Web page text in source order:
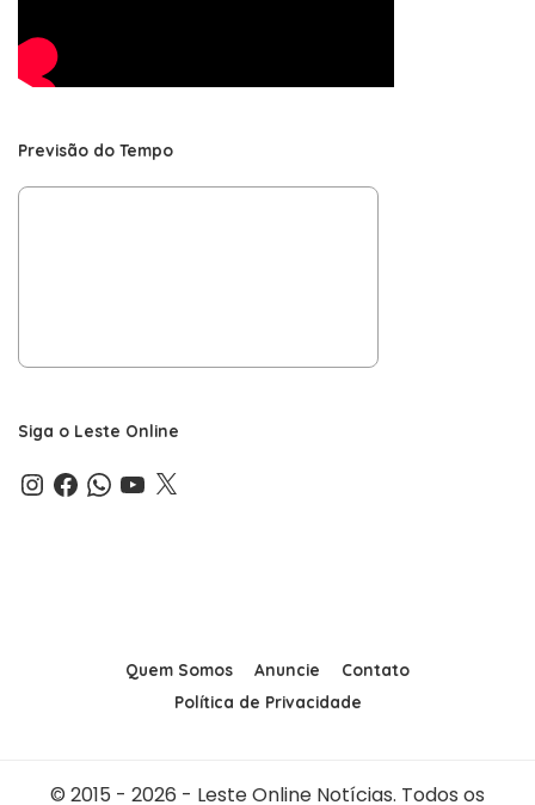
Previsão do Tempo
Siga o Leste Online
Instagram
Facebook
WhatsApp
YouTube
X
Quem Somos Anuncie
Contato
Política de Privacidade
© 2015 - 2026 - Leste Online Notícias. Todos os